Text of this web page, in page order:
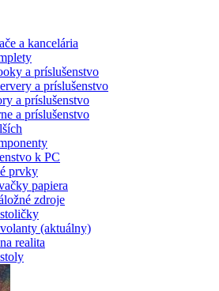
a kancelária
a príslušenstvo
a príslušenstvo
a príslušenstvo
a príslušenstvo
k PC
prvky
papiera
zdroje
(aktuálny)
realita